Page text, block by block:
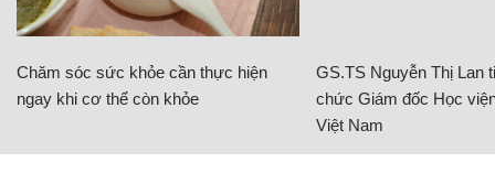
Chăm sóc sức khỏe cần thực hiện
ngay khi cơ thể còn khỏe
GS.TS Nguyễn Thị Lan
chức Giám đốc Học
Việt Nam